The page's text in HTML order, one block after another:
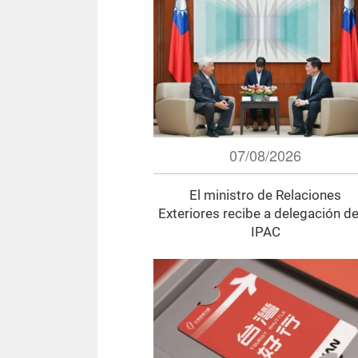
07/08/2026
El ministro de Relaciones
Exteriores recibe a delegación
IPAC